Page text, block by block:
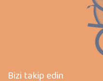
Bizi takip edin